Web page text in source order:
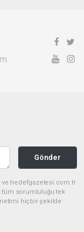
Gönder
ve hedefgazetesi.com.tr
tüm sorumluluğu tek
hiçbir şekilde